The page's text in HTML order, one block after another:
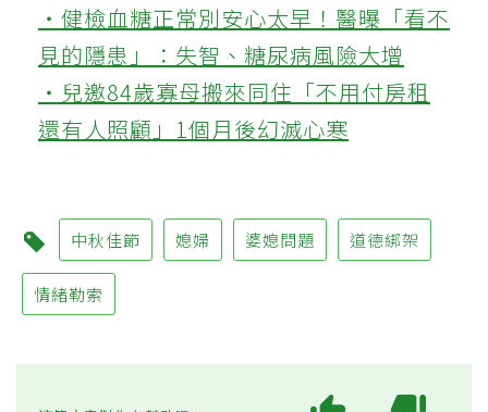
‧健檢血糖正常別安心太早！醫曝「看不
見的隱患」：失智、糖尿病風險大增
‧兒邀84歲寡母搬來同住「不用付房租
還有人照顧」1個月後幻滅心寒
中秋佳節 媳婦 婆媳問題 道德綁架
情緒勒索